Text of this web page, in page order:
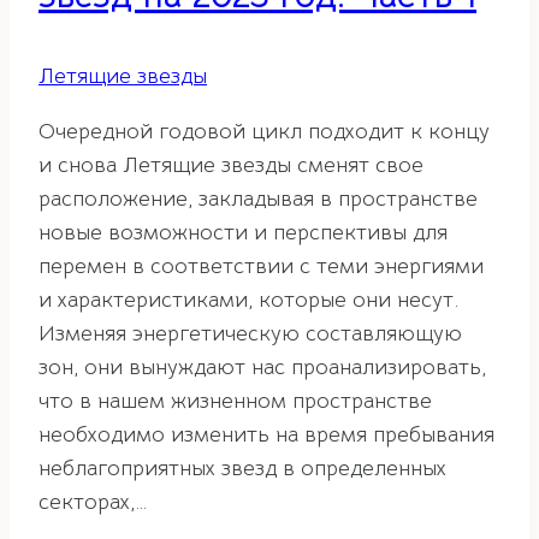
Летящие звезды
Очередной годовой цикл подходит к концу
и снова Летящие звезды сменят свое
расположение, закладывая в пространстве
новые возможности и перспективы для
перемен в соответствии с теми энергиями
и характеристиками, которые они несут.
Изменяя энергетическую составляющую
зон, они вынуждают нас проанализировать,
что в нашем жизненном пространстве
необходимо изменить на время пребывания
неблагоприятных звезд в определенных
секторах,…